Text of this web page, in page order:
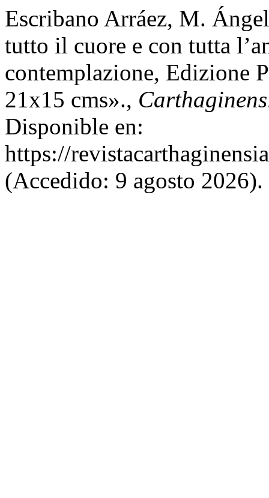
Escribano Arráez, M.
tutto il cuore e con tutta
contemplazione, Edizione
21x15 cms».,
Disponible en:
https://
(Accedido: 9 agosto 2026).